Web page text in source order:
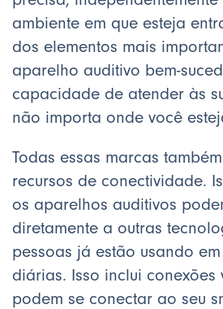
ambiente em que esteja
dos elementos mais
aparelho auditivo bem-
capacidade de atender às
não importa onde você
Todas essas marcas
recursos de conectividade.
os aparelhos auditivos
diretamente a outras
pessoas já estão usando
diárias. Isso inclui conexões
podem se conectar ao seu